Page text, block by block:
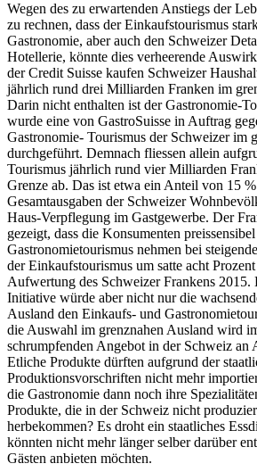
Wegen des zu erwartenden Anstiegs der
zu rechnen, dass der Einkaufstourismus
Gastronomie, aber auch den Schweizer
Hotellerie, könnte dies verheerende
der Credit Suisse kaufen Schweizer
jährlich rund drei Milliarden Franken im
Darin nicht enthalten ist der Gastronomie-
wurde eine von GastroSuisse in Auftrag
Gastronomie- Tourismus der Schweizer im
durchgeführt. Demnach fliessen allein
Tourismus jährlich rund vier Milliarden
Grenze ab. Das ist etwa ein Anteil von 15
Gesamtausgaben der Schweizer
Haus-Verpflegung im Gastgewerbe. Der
gezeigt, dass die Konsumenten
Gastronomietourismus nehmen bei
der Einkaufstourismus um satte acht
Aufwertung des Schweizer Frankens 2015.
Initiative würde aber nicht nur die
Ausland den Einkaufs- und
die Auswahl im grenznahen Ausland wird
schrumpfenden Angebot in der Schweiz an
Etliche Produkte dürften aufgrund der
Produktionsvorschriften nicht mehr
die Gastronomie dann noch ihre
Produkte, die in der Schweiz nicht
herbekommen? Es droht ein staatliches
könnten nicht mehr länger selber darüber
Gästen anbieten möchten.